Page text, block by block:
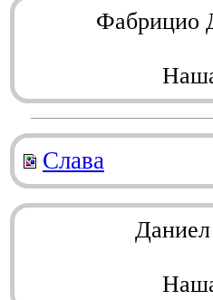
Фабрицио
Слава